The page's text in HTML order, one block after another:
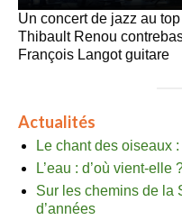
Un concert de jazz au
Thibault Renou
François Langot guitare
Actualités
Le chant des oiseaux
L’eau : d’où vient-elle
Sur les chemins de la
d’années